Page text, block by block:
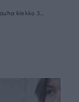
Inka kuminauha kiekko 30mm / 50m